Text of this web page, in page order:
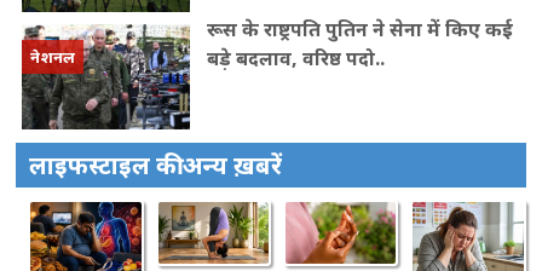
नेशनल
रूस के राष्ट्रपति पुत‍िन ने सेना में क‍िए कई
बड़े बदलाव, वरिष्ठ पदो..
लाइफस्टाइल की अन्य ख़बरें